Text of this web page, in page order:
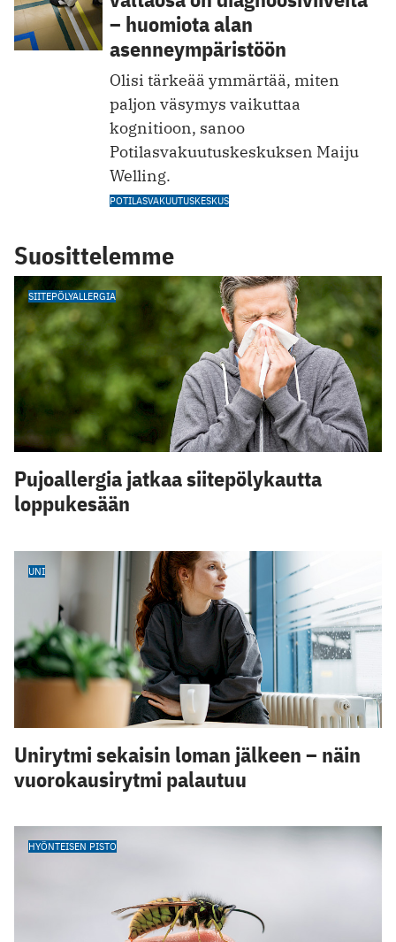
– huomiota alan
asenneympäristöön
Olisi tärkeää ymmärtää, miten
paljon väsymys vaikuttaa
kognitioon, sanoo
Potilasvakuutuskeskuksen Maiju
Welling.
POTILASVAKUUTUSKESKUS
Suosittelemme
SIITEPÖLYALLERGIA
Pujoallergia jatkaa siitepölykautta
loppukesään
UNI
Unirytmi sekaisin loman jälkeen – näin
vuorokausirytmi palautuu
HYÖNTEISEN PISTO